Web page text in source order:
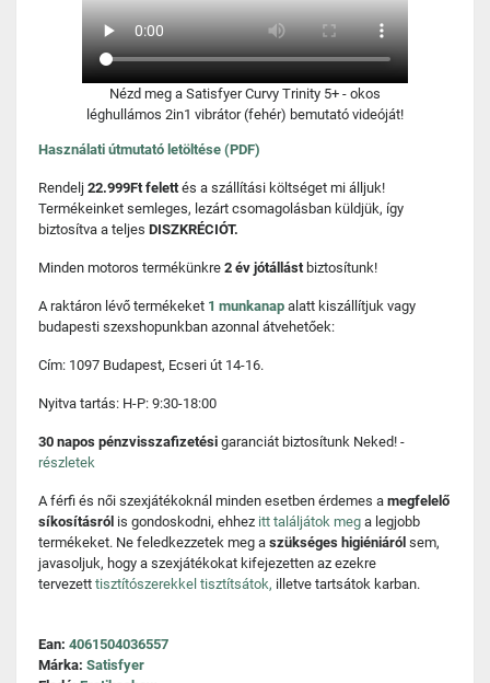
Nézd meg a Satisfyer Curvy Trinity 5+ - okos
léghullámos 2in1 vibrátor (fehér) bemutató videóját!
Használati útmutató letöltése (PDF)
Rendelj 22.999Ft felettés a szállítási költséget mi álljuk!
Termékeinket semleges, lezárt csomagolásban küldjük, így
biztosítva a teljes DISZKRÉCIÓT.
Minden motoros termékünkre 2 év jótállást biztosítunk!
A raktáron lévő termékeket 1 munkanap alatt kiszállítjuk vagy
budapesti szexshopunkban azonnal átvehetőek:
Cím: 1097 Budapest, Ecseri út 14-16.
Nyitva tartás: H-P: 9:30-18:00
30 napos pénzvisszafizetési garanciát biztosítunk Neked! -
részletek
A férfi és női szexjátékoknál minden esetben érdemes a megfelelő
síkosításról is gondoskodni, ehhez itt találjátok meg a legjobb
termékeket. Ne feledkezzetek meg a szükséges higiéniáról sem,
javasoljuk, hogy a szexjátékokat kifejezetten az ezekre
tervezett tisztítószerekkel tisztítsátok, illetve tartsátok karban.
Ean: 4061504036557
Márka: Satisfyer